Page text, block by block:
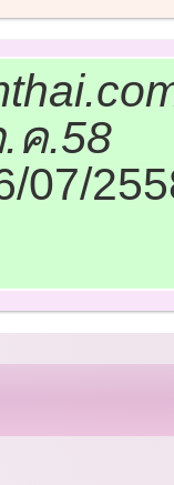
ค.58
07/